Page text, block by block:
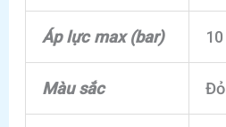
Áp lực max (bar) 10
Màu sắc Đỏ